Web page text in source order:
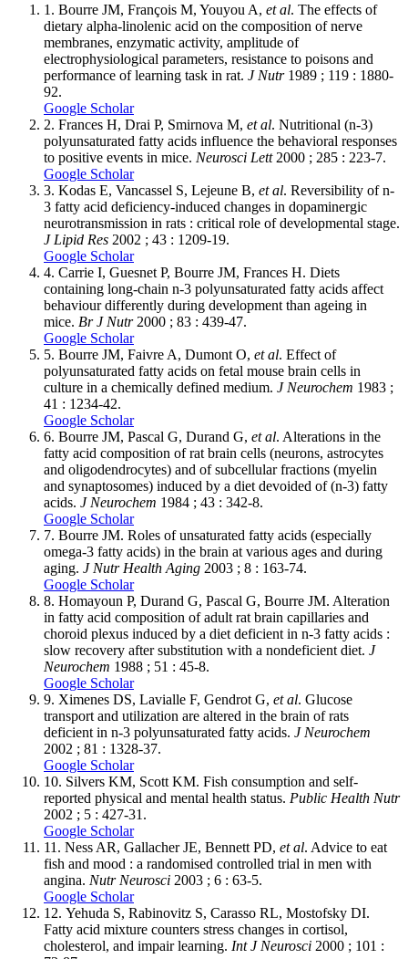
1. Bourre JM, François M, Youyou A, et al. The effects of
dietary alpha-linolenic acid on the composition of nerve
membranes, enzymatic activity, amplitude of
electrophysiological parameters, resistance to poisons and
performance of learning task in rat. J Nutr1989 ; 119 : 1880-
92.
Google Scholar
2. Frances H, Drai P, Smirnova M, et al. Nutritional (n-3)
polyunsaturated fatty acids influence the behavioral responses
to positive events in mice. Neurosci Lett2000 ; 285 : 223-7.
Google Scholar
3. Kodas E, Vancassel S, Lejeune B, et al. Reversibility of n-
3 fatty acid deficiency-induced changes in dopaminergic
neurotransmission in rats : critical role of developmental stage.
J Lipid Res 2002 ; 43 : 1209-19.
Google Scholar
4. Carrie I, Guesnet P, Bourre JM, Frances H. Diets
containing long-chain n-3 polyunsaturated fatty acids affect
behaviour differently during development than ageing in
mice. Br J Nutr2000 ; 83 : 439-47.
Google Scholar
5. Bourre JM, Faivre A, Dumont O, et al. Effect of
polyunsaturated fatty acids on fetal mouse brain cells in
culture in a chemically defined medium. J Neurochem 1983 ;
41 : 1234-42.
Google Scholar
6. Bourre JM, Pascal G, Durand G, et al. Alterations in the
fatty acid composition of rat brain cells (neurons, astrocytes
and oligodendrocytes) and of subcellular fractions (myelin
and synaptosomes) induced by a diet devoided of (n-3) fatty
acids. J Neurochem 1984 ; 43 : 342-8.
Google Scholar
7. Bourre JM. Roles of unsaturated fatty acids (especially
omega-3 fatty acids) in the brain at various ages and during
aging. J Nutr Health Aging 2003 ; 8 : 163-74.
Google Scholar
8. Homayoun P, Durand G, Pascal G, Bourre JM. Alteration
in fatty acid composition of adult rat brain capillaries and
choroid plexus induced by a diet deficient in n-3 fatty acids :
slow recovery after substitution with a nondeficient diet. J
Neurochem 1988 ; 51 : 45-8.
Google Scholar
9. Ximenes DS, Lavialle F, Gendrot G, et al. Glucose
transport and utilization are altered in the brain of rats
deficient in n-3 polyunsaturated fatty acids. J Neurochem
2002 ; 81 : 1328-37.
Google Scholar
10. Silvers KM, Scott KM. Fish consumption and self-
reported physical and mental health status. Public Health Nutr
2002 ; 5 : 427-31.
Google Scholar
11. Ness AR, Gallacher JE, Bennett PD, et al. Advice to eat
fish and mood : a randomised controlled trial in men with
angina. Nutr Neurosci 2003 ; 6 : 63-5.
Google Scholar
12. Yehuda S, Rabinovitz S, Carasso RL, Mostofsky DI.
Fatty acid mixture counters stress changes in cortisol,
cholesterol, and impair learning. Int J Neurosci 2000 ; 101 :